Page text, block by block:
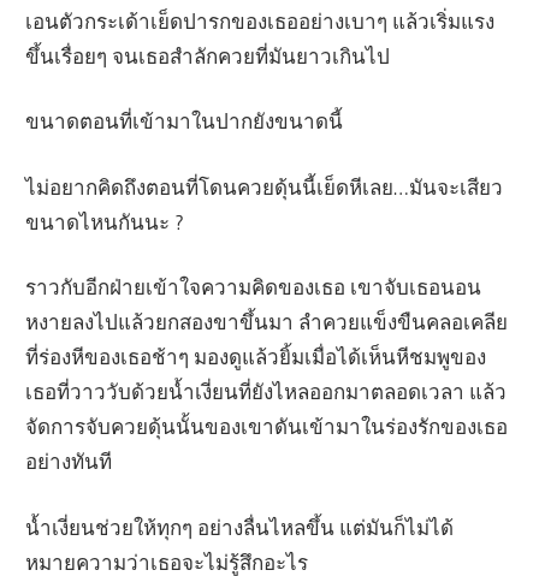
เอนตัวกระเด้าเย็ดปารกของเธออย่างเบาๆ แล้วเริ่มแรง
ขึ้นเรื่อยๆ จนเธอสำลักควยที่มันยาวเกินไป
ขนาดตอนที่เข้ามาในปากยังขนาดนี้
ไม่อยากคิดถึงตอนที่โดนควยดุ้นนี้เย็ดหีเลย…มันจะเสียว
ขนาดไหนกันนะ ?
ราวกับอีกฝ่ายเข้าใจความคิดของเธอ เขาจับเธอนอน
หงายลงไปแล้วยกสองขาขึ้นมา ลำควยแข็งขืนคลอเคลีย
ที่ร่องหีของเธอช้าๆ มองดูแล้วยิ้มเมื่อได้เห็นหีชมพูของ
เธอที่วาววับด้วยน้ำเงี่ยนที่ยังไหลออกมาตลอดเวลา แล้ว
จัดการจับควยดุ้นนั้นของเขาดันเข้ามาในร่องรักของเธอ
อย่างทันที
น้ำเงี่ยนช่วยให้ทุกๆ อย่างลื่นไหลขึ้น แต่มันก็ไม่ได้
หมายความว่าเธอจะไม่รู้สึกอะไร